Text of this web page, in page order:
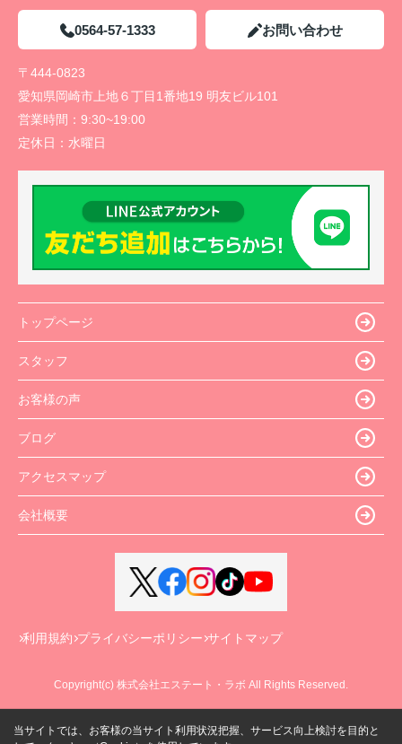
0564-57-1333 お問い合わせ
〒444-0823
愛知県岡崎市上地６丁目1番地19 明友ビル101
営業時間： 9:30~19:00
定休日： 水曜日
トップページ
スタッフ
お客様の声
ブログ
アクセスマップ
会社概要
利用規約 プライバシーポリシー サイトマップ
Copyright(c) 株式会社エステート・ラボ All Rights Reserved.
当サイトでは、お客様の当サイト利用状況把握、サービス向上検討を目的と